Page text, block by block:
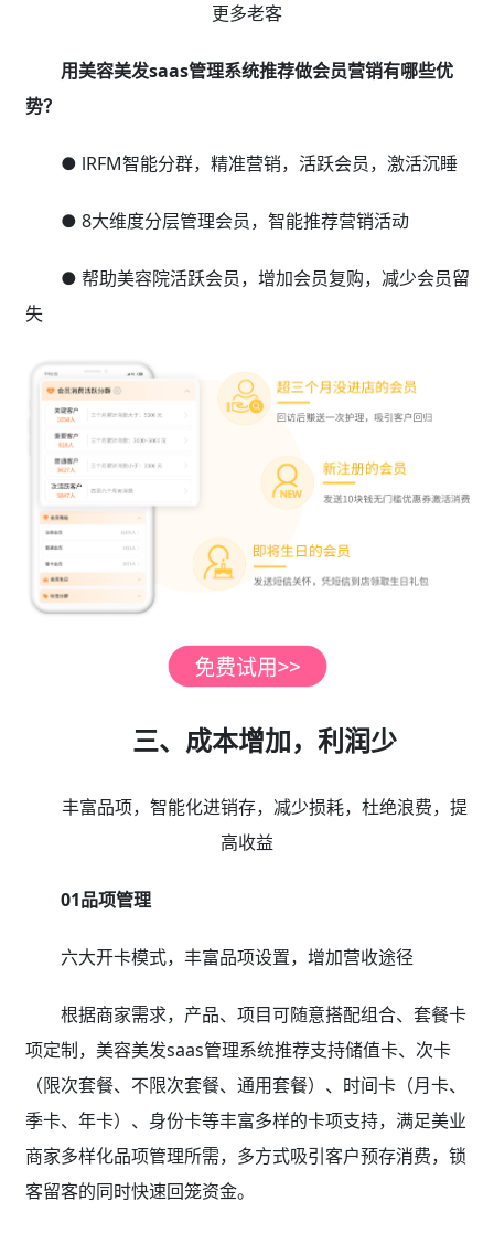
更多老客
用美容美发saas管理系统推荐做会员营销有哪些优
势？
● lRFM智能分群，精准营销，活跃会员，激活沉睡
● 8大维度分层管理会员，智能推荐营销活动
● 帮助美容院活跃会员，增加会员复购，减少会员留
失
三、成本增加，利润少
丰富品项，智能化进销存，减少损耗，杜绝浪费，提
高收益
01品项管理
六大开卡模式，丰富品项设置，增加营收途径
根据商家需求，产品、项目可随意搭配组合、套餐卡
项定制，美容美发saas管理系统推荐支持储值卡、次卡
（限次套餐、不限次套餐、通用套餐）、时间卡（月卡、
季卡、年卡）、身份卡等丰富多样的卡项支持，满足美业
商家多样化品项管理所需，多方式吸引客户预存消费，锁
客留客的同时快速回笼资金。